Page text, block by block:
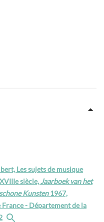
Les sujets de musique
siècle, Jaarboek van het
Kunsten1967,
- Département de la